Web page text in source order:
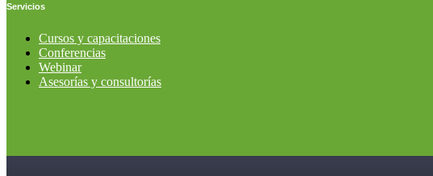
Servicios
Cursos y capacitaciones
Conferencias
Webinar
Asesorías y consultorías